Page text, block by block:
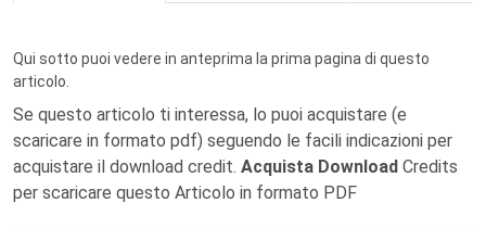
Qui sotto puoi vedere in anteprima la prima pagina di questo
articolo.
Se questo articolo ti interessa, lo puoi acquistare (e
scaricare in formato pdf) seguendo le facili indicazioni per
acquistare il download credit. Acquista Download Credits
per scaricare questo Articolo in formato PDF